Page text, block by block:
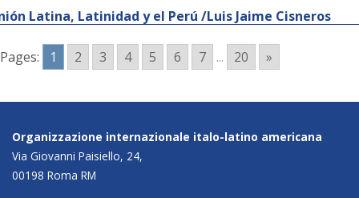
Latina, Latinidad y el Perú /Luis Jaime Cisneros
Pages: 1 2 3 4 5 6 7 ... 20 »
Organizzazione internazionale italo-latino americana
Via Giovanni Paisiello, 24,
00198 Roma RM